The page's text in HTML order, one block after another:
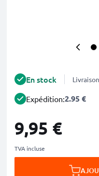
En stock
Expédition:2.95 €
9,95 €
TVA incluse